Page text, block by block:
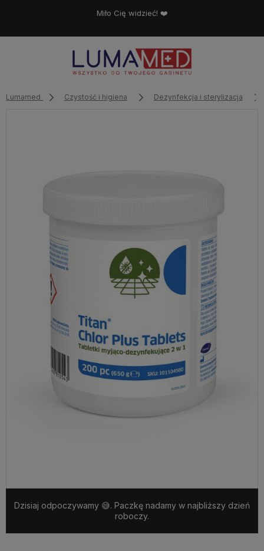
Miło Cię widzieć! ❤️
Lumamed Czystość i higiena Dezynfekcja i sterylizacja
Dzisiaj odpoczywamy 😅. Paczkę nadamy w najbliższy dzień
roboczy.